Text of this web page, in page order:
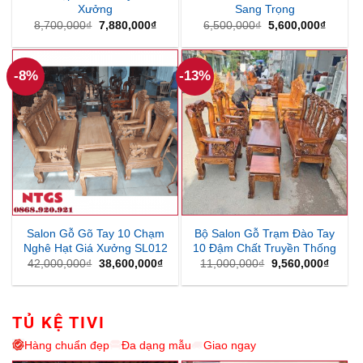
Xưởng
8,700,000₫ Giá
là:
7,880,000₫Giá
tại
7,880,000₫.
Sang Trọng
6,500,000₫ Giá
là:
6,500,000₫.
5,600,000₫Giá
tại
là:
-8%
Salon Gỗ Gõ Tay 10 Chạm
Nghê Hạt Giá Xưởng SL012
42,000,000₫ Giá
là:
38,600,000₫Giá
tại
-13%
Bộ Salon Gỗ Trạm Đào Tay
10 Đậm Chất Truyền Thống
11,000,000₫ Giá
là:
9,560,000₫Giá
tại
TỦ KỆ TIVI
Hàng chuẩn đẹp Đa dạng mẫu Giao ngay